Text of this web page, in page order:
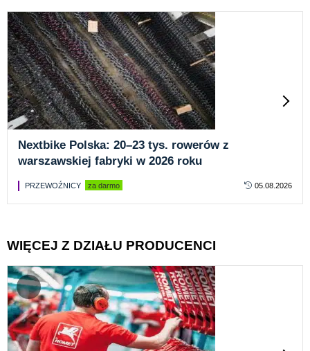
Nextbike Polska: 20–23 tys. rowerów z
warszawskiej fabryki w 2026 roku
PRZEWOŹNICY za darmo 05.08.2026
WIĘCEJ Z DZIAŁU PRODUCENCI